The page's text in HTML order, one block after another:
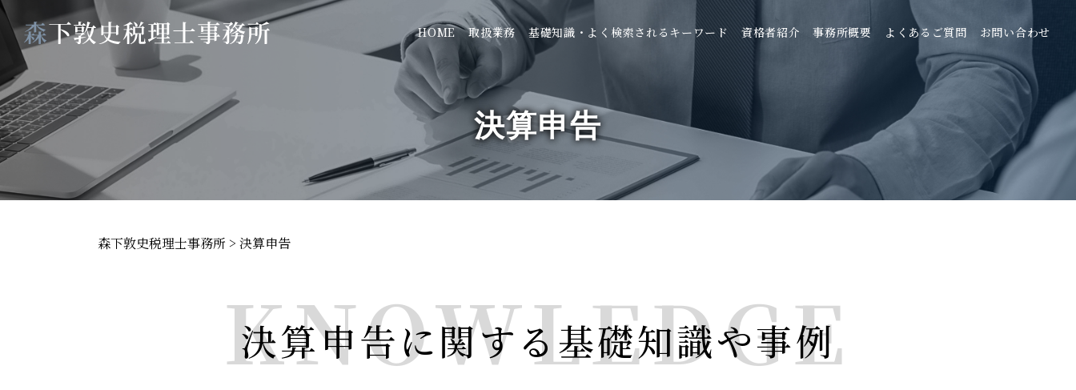
HOME 取扱業務 基礎知識・よく検索されるキーワード 資格者紹介 事務所概要 よくあるご質問 お問い合わせ
決算申告
森下敦史税理士事務所 > 決算申告
KNOWLEDGE
決算申告に関する基礎知識や事例